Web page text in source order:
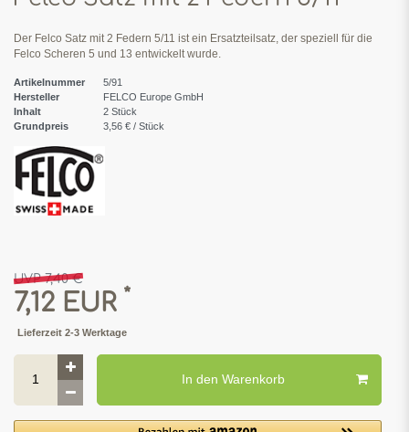
Der Felco Satz mit 2 Federn 5/11 ist ein Ersatzteilsatz, der speziell für die
Felco Scheren 5 und 13 entwickelt wurde.
Artikelnummer
5/91
Hersteller
FELCO Europe GmbH
Inhalt
2 Stück
Grundpreis
3,56 € / Stück
UVP 7,40 €
7,12 EUR *
Lieferzeit 2-3 Werktage
In den Warenkorb